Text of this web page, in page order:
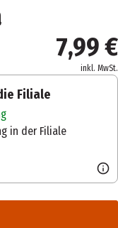
7,99 €
inkl. MwSt.
Filiale
in der Filiale